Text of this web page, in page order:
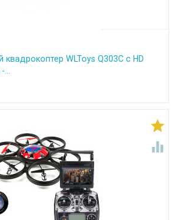
WLToys Q303C с HD

